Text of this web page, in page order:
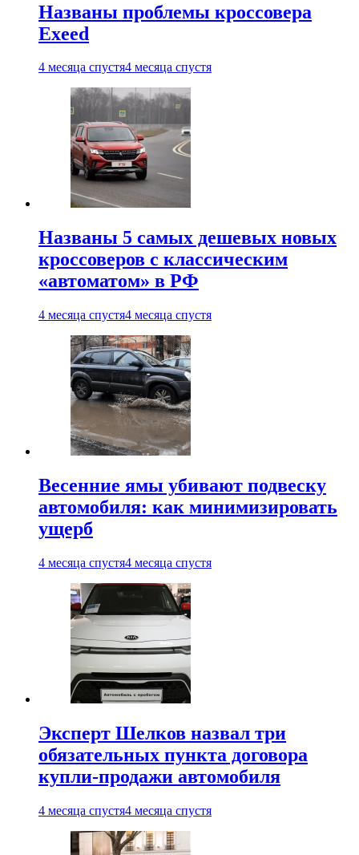
Названы проблемы кроссовера
Exeed
4 месяца спустя4 месяца спустя
Названы 5 самых дешевых новых
кроссоверов с классическим
«автоматом» в РФ
4 месяца спустя4 месяца спустя
Весенние ямы убивают подвеску
автомобиля: как минимизировать
ущерб
4 месяца спустя4 месяца спустя
Эксперт Шелков назвал три
обязательных пункта договора
купли-продажи автомобиля
4 месяца спустя4 месяца спустя